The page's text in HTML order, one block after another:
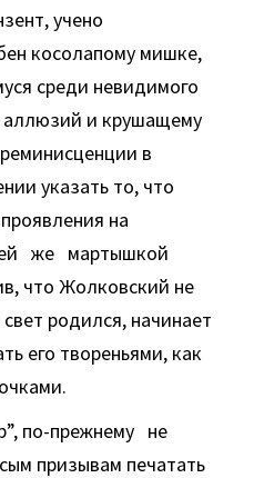
учено
косолапому мишке,
среди невидимого
аллюзий и крушащему
в
указать то, что
на
же мартышкой
что Жолковский не
родился, начинает
его твореньями, как
по-прежнему не
призывам печатать